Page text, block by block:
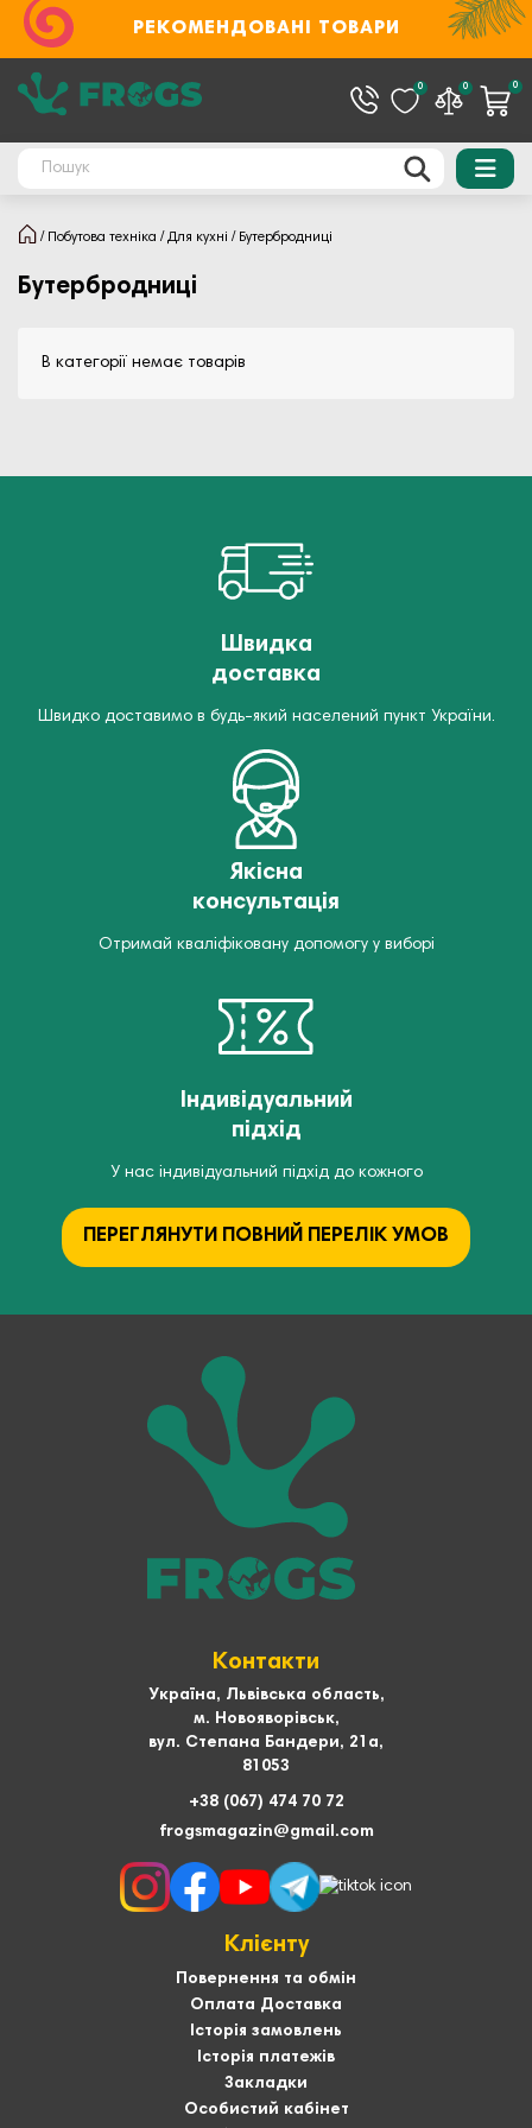
РЕКОМЕНДОВАНІ ТОВАРИ
0 0 0
Побутова техніка Для кухні Бутербродниці
Бутербродниці
В категорії немає товарів
Швидка
доставка
Швидко доставимо в будь-який населений пункт України.
Якісна
консультація
Отримай кваліфіковану допомогу у виборі
Індивідуальний
підхід
У нас індивідуальний підхід до кожного
ПЕРЕГЛЯНУТИ ПОВНИЙ ПЕРЕЛІК УМОВ
Контакти
Україна, Львівська область,
м. Новояворівськ,
вул. Степана Бандери, 21а,
81053
+38 (067) 474 70 72
frogsmagazin@gmail.com
Клієнту
Повернення та обмін
Оплата Доставка
Історія замовлень
Історія платежів
Закладки
Особистий кабінет